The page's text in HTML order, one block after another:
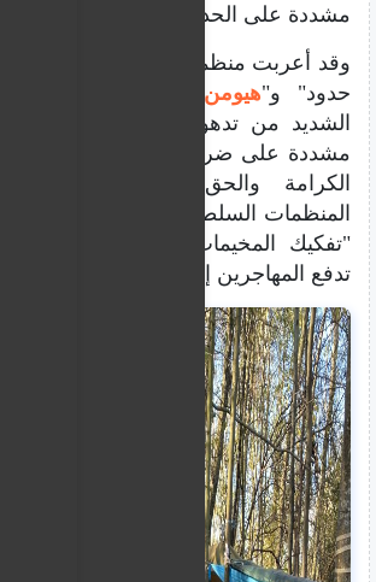
مشددة على الحدود.
وقد أعربت منظمات حقوقية، من بينها
حدود" و"هيومن رايتس ووتش"
الشديد من تدهور الأوضاع في هذه
مشددة على ضرورة إيجاد حلول
الكرامة والحق في اللجوء.
المنظمات السلطات الفرنسية إلى
"تفكيك المخيمات دون بدائل"، والتي
تدفع المهاجرين إلى سلوك طرق أكثر